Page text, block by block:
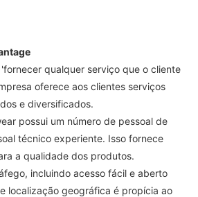
qualquer serviço que o cliente
oferece aos clientes serviços
e diversificados.
possui um número de pessoal de
técnico experiente. Isso fornece
a qualidade dos produtos.
incluindo acesso fácil e aberto
localização geográfica é propícia ao